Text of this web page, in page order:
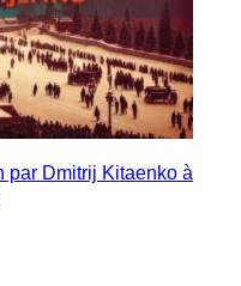
par Dmitrij Kitaenko à